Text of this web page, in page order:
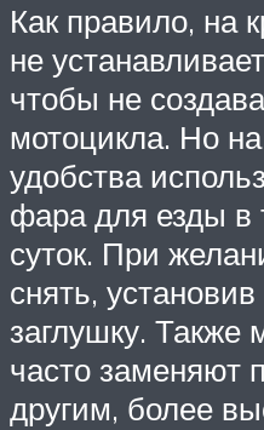
Как правило, на
не
чтобы не
мотоцикла. Но
удобства
фара для езды в
суток. При
снять,
заглушку. Также
часто заменяют
другим, более